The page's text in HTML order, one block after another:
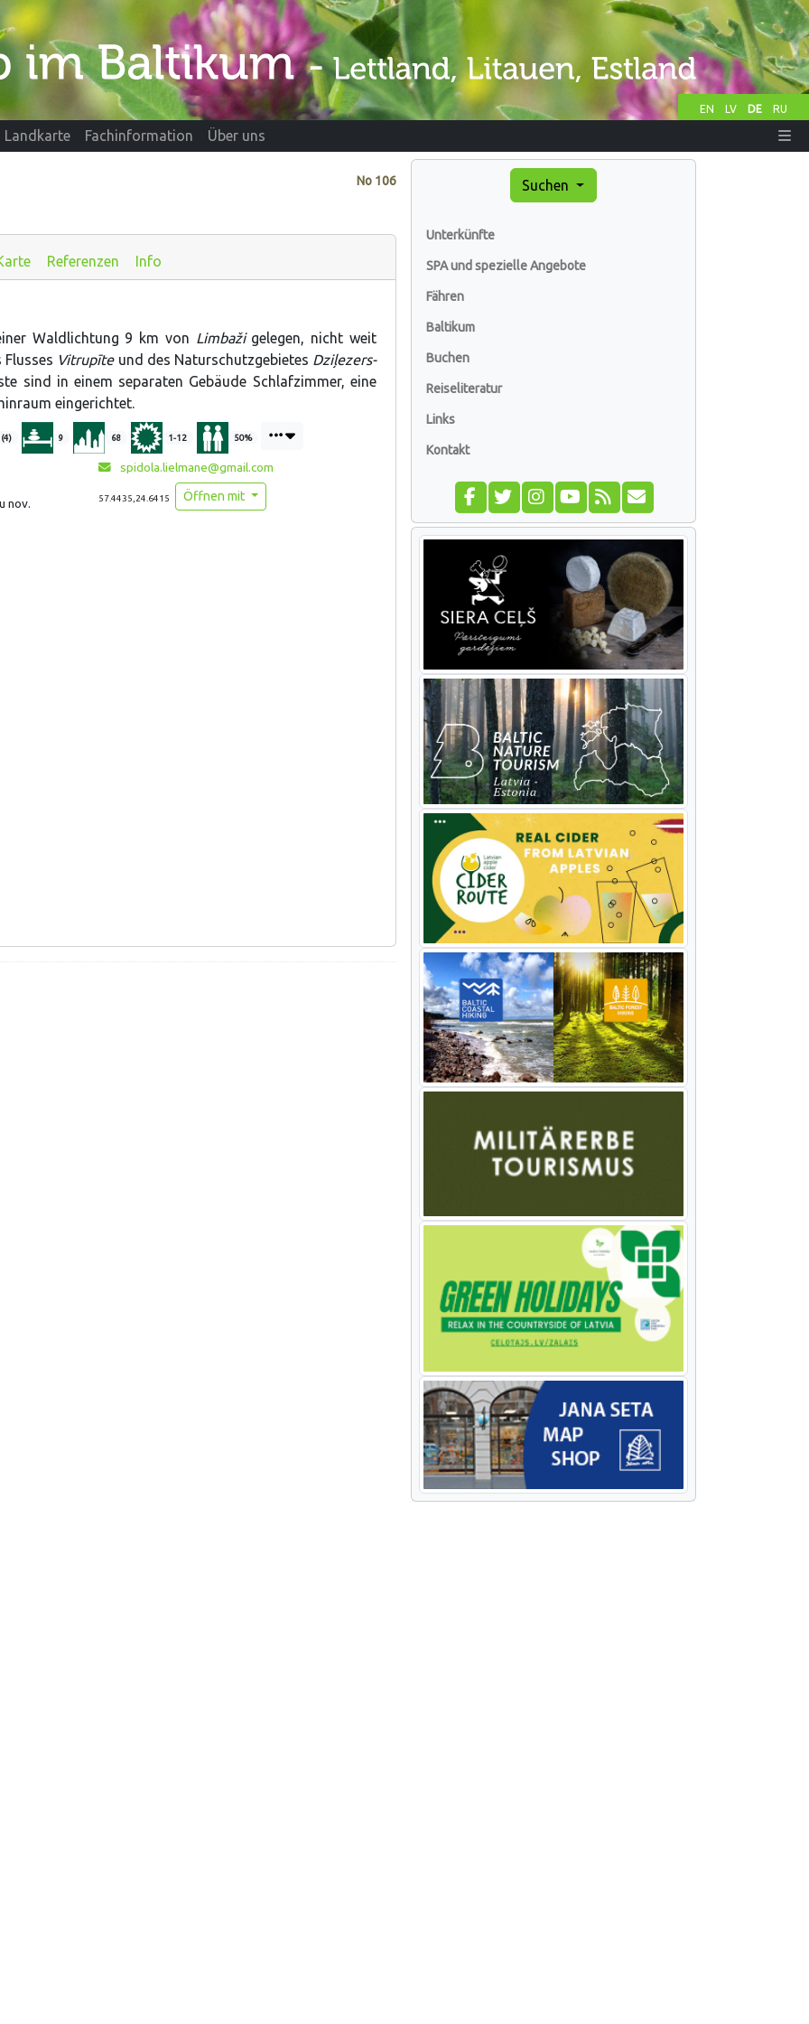
EN LV DE RU
Landkarte Fachinformation Über uns
No 106
Referenzen Info
Waldlichtung 9 km von Limbažigelegen, nicht weit
Flusses Vitrupīteund des Naturschutzgebietes Dziļezers-
sind in einem separaten Gebäude Schlafzimmer, eine
eingerichtet.
9 68 1-12 50%
nov.
spidola.lielmane@gmail.com
57.4435,24.6415 Öffnen mit
Suchen
Unterkünfte
SPA und spezielle Angebote
Fähren
Baltikum
Buchen
Reiseliteratur
Links
Kontakt